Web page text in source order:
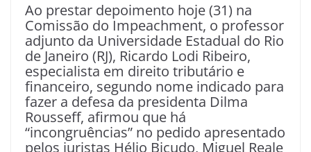
Ao prestar depoimento hoje (31) na
Comissão do Impeachment, o professor
adjunto da Universidade Estadual do Rio
de Janeiro (RJ), Ricardo Lodi Ribeiro,
especialista em direito tributário e
financeiro, segundo nome indicado para
fazer a defesa da presidenta Dilma
Rousseff, afirmou que há
“incongruências” no pedido apresentado
pelos juristas Hélio Bicudo, Miguel Reale